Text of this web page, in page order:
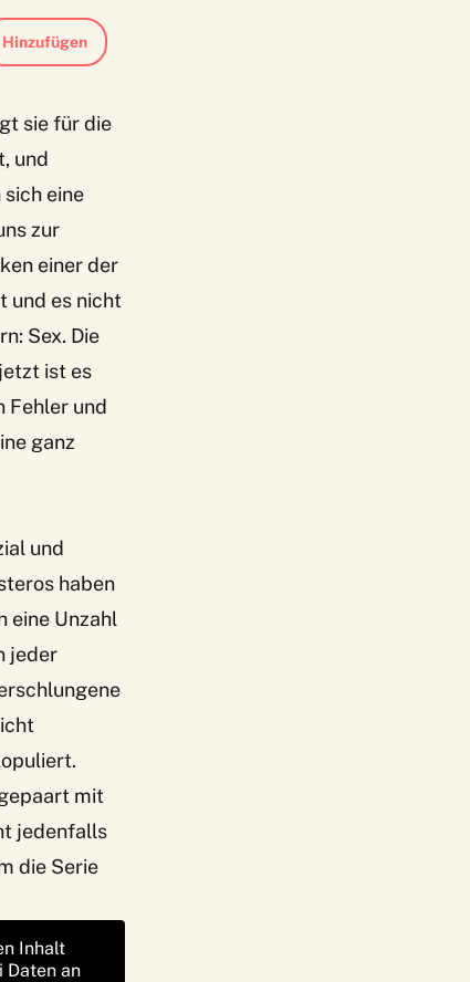
Hinzufügen
sie für die
und
eine
zur
einer der
und es nicht
Sex. Die
ist es
Fehler und
ganz
und
haben
eine Unzahl
jeder
mit
jedenfalls
die Serie
Inhalt
Daten an